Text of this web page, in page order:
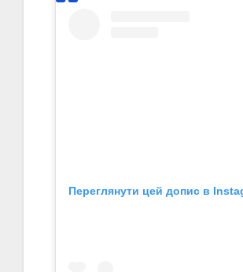
Переглянути цей допис в